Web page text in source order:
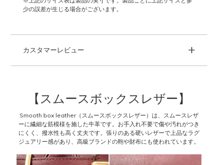
少の誤差が生じる場合がございます。
カスタマーレビュー +
【スムースボックスレザー】
Smooth box leather（スムースボックスレザー）は、スムースレザ
ーに繊細な筋模様を施した牛革です。お手入れ不要で傷や汚れがつき
にくく、撥水性も高く丈夫です。張りのある硬いレザーで上品なラグ
ジュアリー感があり、高級ブランドの鞄や財布にも使われています。